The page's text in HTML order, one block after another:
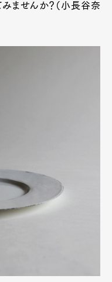
ませんか？（小長谷奈